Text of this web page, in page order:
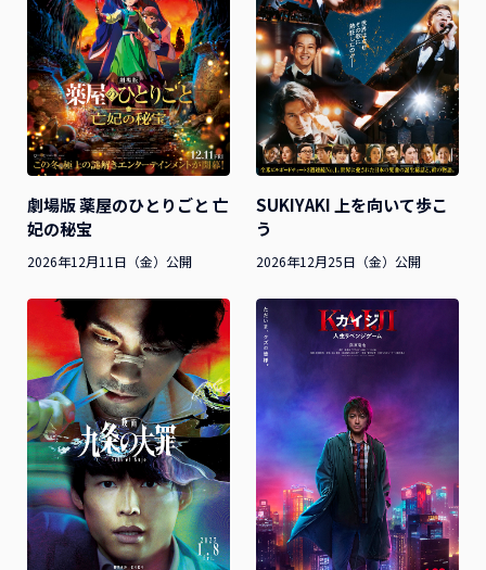
劇場版 薬屋のひとりごと 亡
妃の秘宝
2026年12月11日（金）公開
SUKIYAKI 上を向いて歩こ
う
2026年12月25日（金）公開